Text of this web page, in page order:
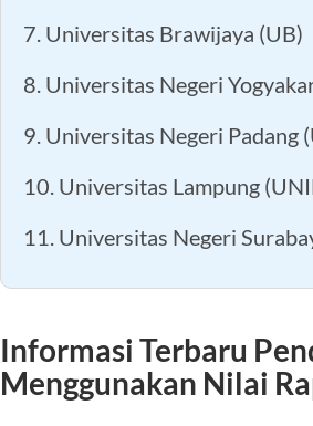
7. Universitas Brawijaya (UB)
8. Universitas Negeri
9. Universitas Negeri Padang
10. Universitas Lampung
11. Universitas Negeri
Informasi Terbaru
Menggunakan Nilai